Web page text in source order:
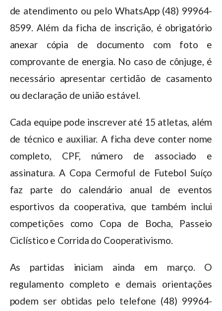
de atendimento ou pelo WhatsApp (48) 99964-
8599. Além da ficha de inscrição, é obrigatório
anexar cópia de documento com foto e
comprovante de energia. No caso de cônjuge, é
necessário apresentar certidão de casamento
ou declaração de união estável.
Cada equipe pode inscrever até 15 atletas, além
de técnico e auxiliar. A ficha deve conter nome
completo, CPF, número de associado e
assinatura. A Copa Cermoful de Futebol Suíço
faz parte do calendário anual de eventos
esportivos da cooperativa, que também inclui
competições como Copa de Bocha, Passeio
Ciclístico e Corrida do Cooperativismo.
As partidas iniciam ainda em março. O
regulamento completo e demais orientações
podem ser obtidas pelo telefone (48) 99964-